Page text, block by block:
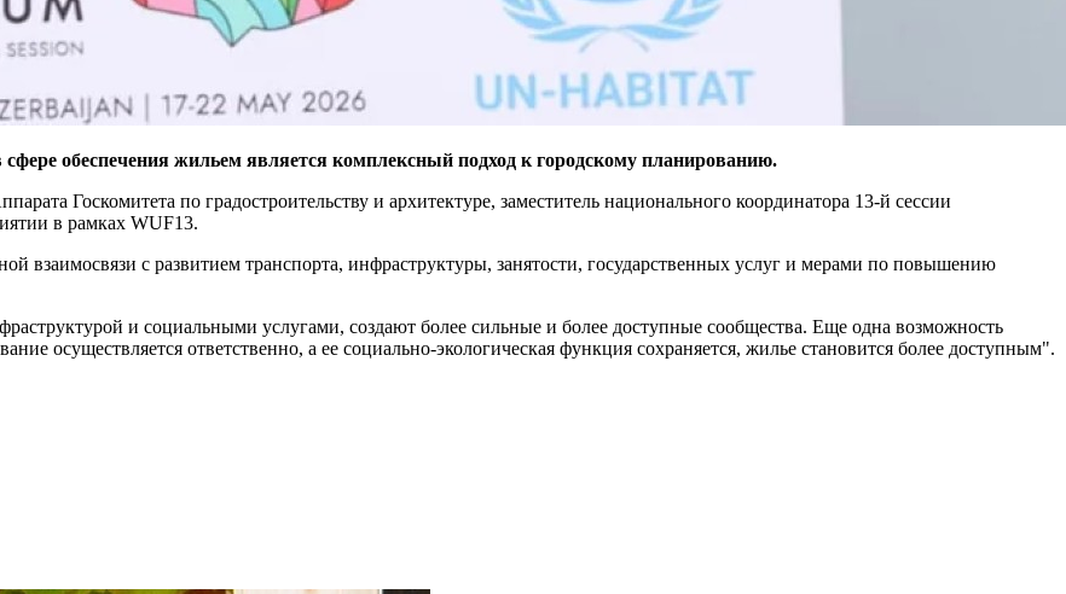
обеспечения жильем является комплексный подход к городскому планированию.
Госкомитета по градостроительству и архитектуре, заместитель национального координатора 13-й сессии
в рамках WUF13.
взаимосвязи с развитием транспорта, инфраструктуры, занятости, государственных услуг и мерами по повышению
и социальными услугами, создают более сильные и более доступные сообщества. Еще одна возможность
осуществляется ответственно, а ее социально-экологическая функция сохраняется, жилье становится более доступным".